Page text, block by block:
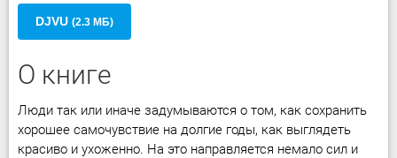
DJVU (2.3 МБ)
О книге
Люди так или иначе задумываются о том, как сохранить
хорошее самочувствие на долгие годы, как выглядеть
красиво и ухоженно. На это направляется немало сил и